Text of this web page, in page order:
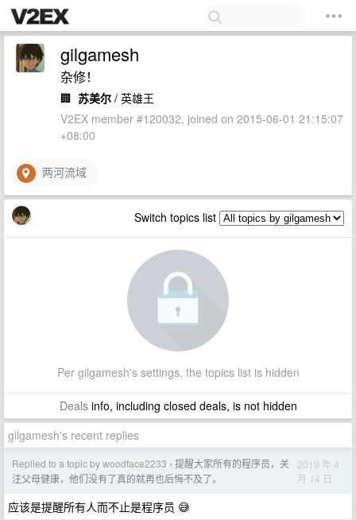
gilgamesh
杂修！
🏢 苏美尔 / 英雄王
V2EX member #120032, joined on 2015-06-01 21:15:07
+08:00
两河流域
Switch topics list
Per gilgamesh's settings, the topics list is hidden
Dealsinfo, including closed deals, is not hidden
gilgamesh's recent replies
Replied to a topic by woodface2233 › 提醒大家所有的程序员，关
注父母健康，他们没有了真的就再也后悔不及了。
2019 年 4
月 14 日
应该是提醒所有人而不止是程序员 😅